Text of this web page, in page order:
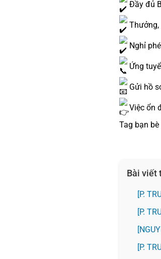
Đầy đủ
Nghỉ
Ứng
Gửi hồ
Việc ổn
Tag bạn
Bài viết
[P.
[P.
[P.